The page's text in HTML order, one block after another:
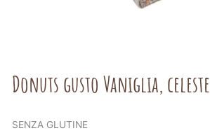
Donuts gusto Vaniglia, celeste
SENZA GLUTINE